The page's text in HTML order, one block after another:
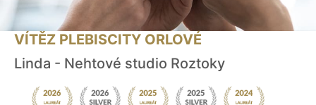
VÍTĚZ PLEBISCITY ORLOVÉ
Linda - Nehtové studio Roztoky